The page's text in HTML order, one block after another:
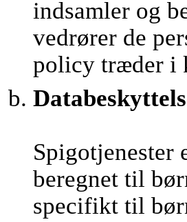
indsamler og
vedrører de
policy træder i
Spigotjenester
beregnet til
specifikt til